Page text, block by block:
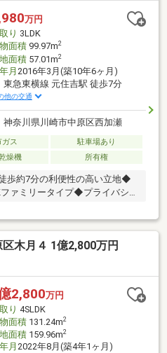
万円
り 3LDK
面積99.97m2
面積57.01m2
月 2016年3月(築10年6ヶ月)
東急東横線 元住吉駅 徒歩7分
他の交通
神奈川県川崎市中原区西加瀬
ガス
駐車場あり
燥機 所有権
歩約7分の利便性の高い立地◆
ァミリータイプ◆プライバシー
なプランです！◆コミュニケー
段採用◆開放感を演出してくれ
器一体型水栓など機能充実の
焚機能の機能充実のバスルー
います！◆雨の日でもお車に乗
き
木月４ 1億2,800万円
2,800万円
り 4SLDK
面積131.24m2
面積159.96m2
月 2022年8月(築4年1ヶ月)